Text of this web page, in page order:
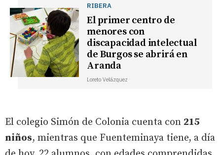
RIBERA
El primer centro de
menores con
discapacidad intelectual
de Burgos se abrirá en
Aranda
Loreto Velázquez
El colegio Simón de Colonia cuenta con 215
niños, mientras que Fuenteminaya tiene, a día